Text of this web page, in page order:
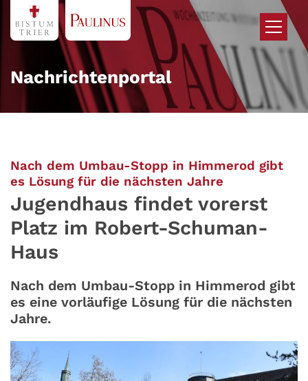
Zum Inhalt springen
Nachrichtenportal
Nach dem Umbau-Stopp in Himmerod gibt
es Lösung für die nächsten Jahre
Jugendhaus findet vorerst
Platz im Robert-Schuman-
Haus
Nach dem Umbau-Stopp in Himmerod gibt
es eine vorläufige Lösung für die nächsten
Jahre.